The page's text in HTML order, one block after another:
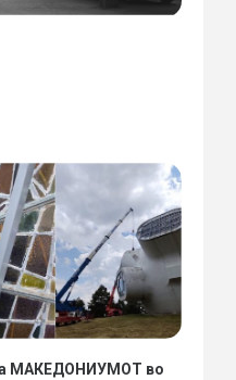
на МАКЕДОНИУМОТ во